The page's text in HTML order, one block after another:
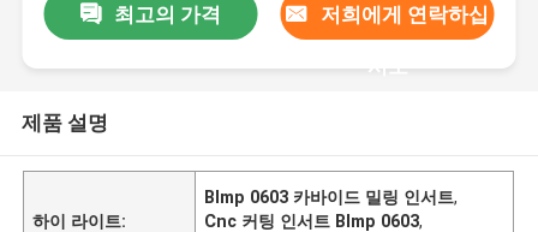
최고의 가격 저희에게 연락하십
시오
제품 설명
하이 라이트:
Blmp 0603 카바이드 밀링 인서트,
Cnc 커팅 인서트 Blmp 0603,